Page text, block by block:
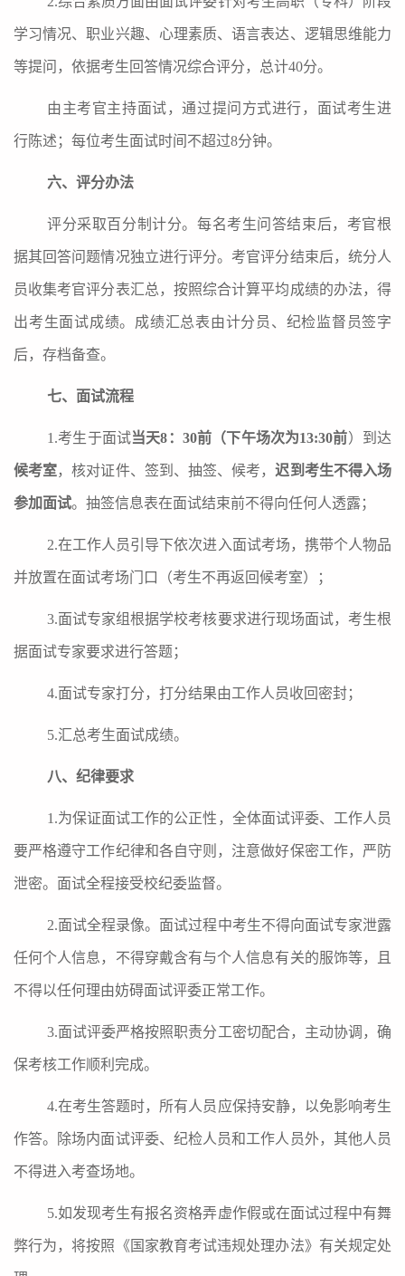
学习情况、职业兴趣、心理素质、语言表达、逻辑思维能力
等提问，依据考生回答情况综合评分，总计40分。
由主考官主持面试，通过提问方式进行，面试考生进
行陈述；每位考生面试时间 不超过8分钟。
六、评分办法
评分采取百分制计分。每名考生问答结束后，考官根
据其回答问题情况独立进行评分。考官评分结束后，统分人
员收集考官评分表汇总，按照综合计算平均成绩的办法，得
出考生面试成绩。成绩汇总表由计分员、纪检监督员签字
后，存档备查。
七、面试流程
1.考生于面试当天8：30前 （下午场次为13:30前） 到达
候考室，核对证件、签到、抽签、候考 ，迟到考生不得入场
参加面试。 抽签信息表在面试结束前不得向任何人透露；
2.在工作人员引导下依次进入面试考场，携带个人物品
并放置在面试考场门口（考生不再返回候考室）；
3.面试专家组根据学校考核要求进行现场面试，考生根
据面试专家要求进行答题；
4.面试专家打分，打分结果由工作人员收回密封；
5.汇总考生面试成绩。
八、纪律要求
1.为保证面试工作的公正性，全体面试评委、工作人员
要严格遵守工作纪律和各自守则，注意做好保密工作，严防
泄密。面试全程接受校纪委监督。
2.面试全程录像。面试过程中考生不得向面试专家泄露
任何个人信息，不得穿戴含有与个人信息有关的服饰等，且
不得以任何理由妨碍面试评委正常工作。
3.面试评委严格按照职责分工密切配合，主动协调，确
保考核工作顺利完成。
4.在考生答题时，所有人员应保持安静，以免影响考生
作答。除场内面试评委、纪检人员和工作人员外，其他人员
不得进入考查场地。
5.如发现考生有报名资格弄虚作假或在面试过程中有舞
弊行为，将按照《国家教育考试违规处理办法》有关规定处